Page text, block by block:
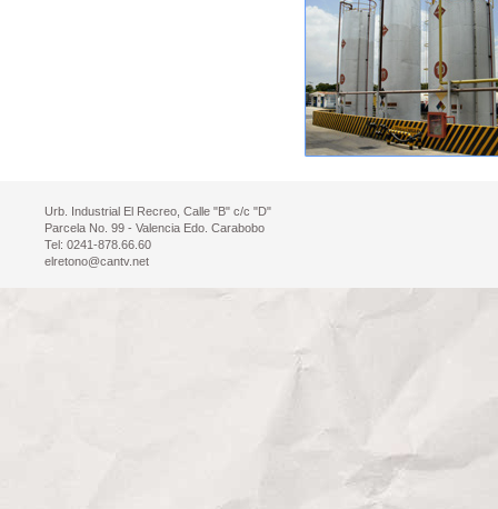
Urb. Industrial El Recreo, Calle "B" c/c "D"
Parcela No. 99 - Valencia Edo. Carabobo
Tel: 0241-878.66.60
elretono@cantv.net